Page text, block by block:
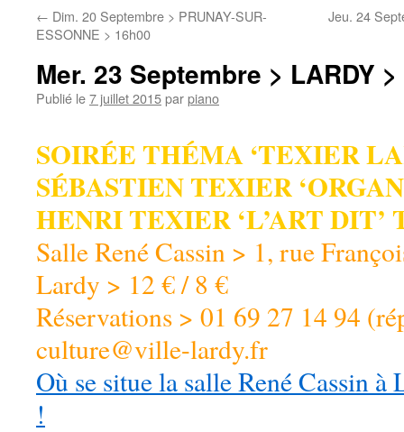
← Dim. 20 Septembre > PRUNAY-SUR-
ESSONNE > 16h00
Jeu. 24
Mer. 23 Septembre > LARDY
Publié le7 juillet 2015parpiano
SOIRÉE THÉMA ‘TEXIER
SÉBASTIEN TEXIER
HENRI TEXIER ‘L’ART DIT’
Salle René Cassin > 1, rue
Lardy > 12 € / 8 €
Réservations > 01 69 27 14 94
culture@ville-lardy.fr
Où se situe la salle René Cassin
!